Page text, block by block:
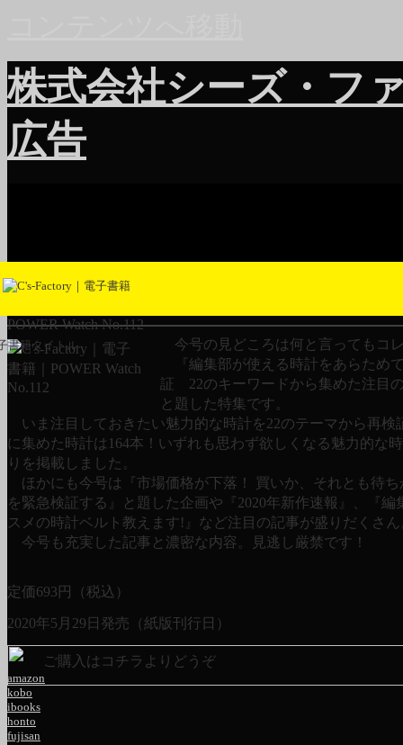
株式会社シーズ・フ
広告
書籍タイトル
POWER Watch No.112
今号の見どころは何と言ってもコ
『編集部が使える時計をあらため
証 22のキーワードから集めた注目
と題した特集です。
いま注目しておきたい魅力的な時計を22のテーマから再検
に集めた時計は164本！いずれも思わず欲しくなる魅力的な
りを掲載しました。
ほかにも今号は『市場価格が下落！ 買いか、それとも待ち
を緊急検証する』と題した企画や『2020年新作速報』、『編
スメの時計ベルト教えます!』など注目の記事が盛りだくさ
今号も充実した記事と濃密な内容。見逃し厳禁です！
定価693円（税込）
2020年5月29日発売（紙版刊行日）
ご購入はコチラよりどうぞ
amazon
kobo
ibooks
honto
fujisan